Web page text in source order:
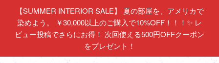
【SUMMER INTERIOR SALE】 夏の部屋を、アメリカで
染めよう。 ￥30,000以上のご購入で10%OFF！！！✨ レ
ビュー投稿でさらにお得！ 次回使える500円OFFクーポン
をプレゼント！